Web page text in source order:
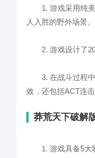
1. 游戏采用纯美
人入胜的野外场景。
2. 游戏设计了20
3. 在战斗过程中
效，还包括ACT连
莽荒天下破解
1. 游戏具备5大职